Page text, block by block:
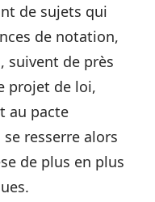
de sujets qui
de notation,
suivent de près
projet de loi,
au pacte
se resserre alors
de plus en plus